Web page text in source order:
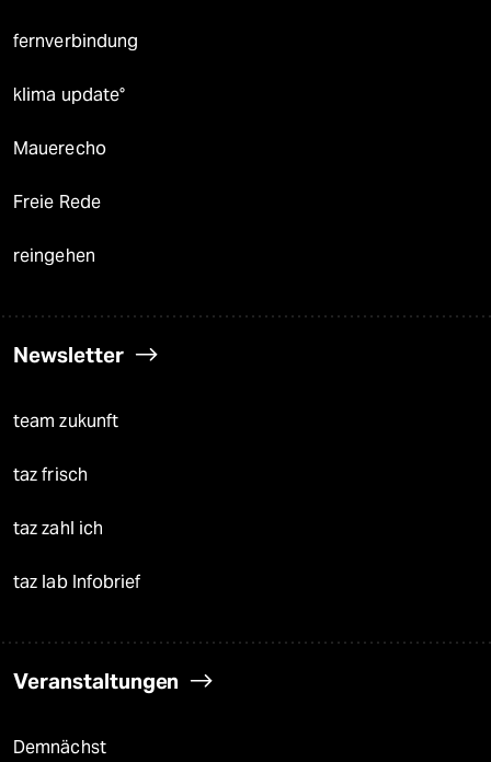
fernverbindung
klima update°
Mauerecho
Freie Rede
reingehen
Newsletter
team zukunft
taz frisch
taz zahl ich
taz lab Infobrief
Veranstaltungen
Demnächst